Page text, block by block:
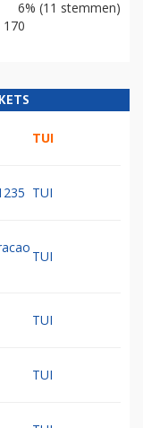
6% (11 stemmen)
TUI
TUI
TUI
TUI
TUI